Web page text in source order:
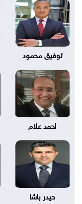
توفيق محمود
احمد علام
حيدر باشا